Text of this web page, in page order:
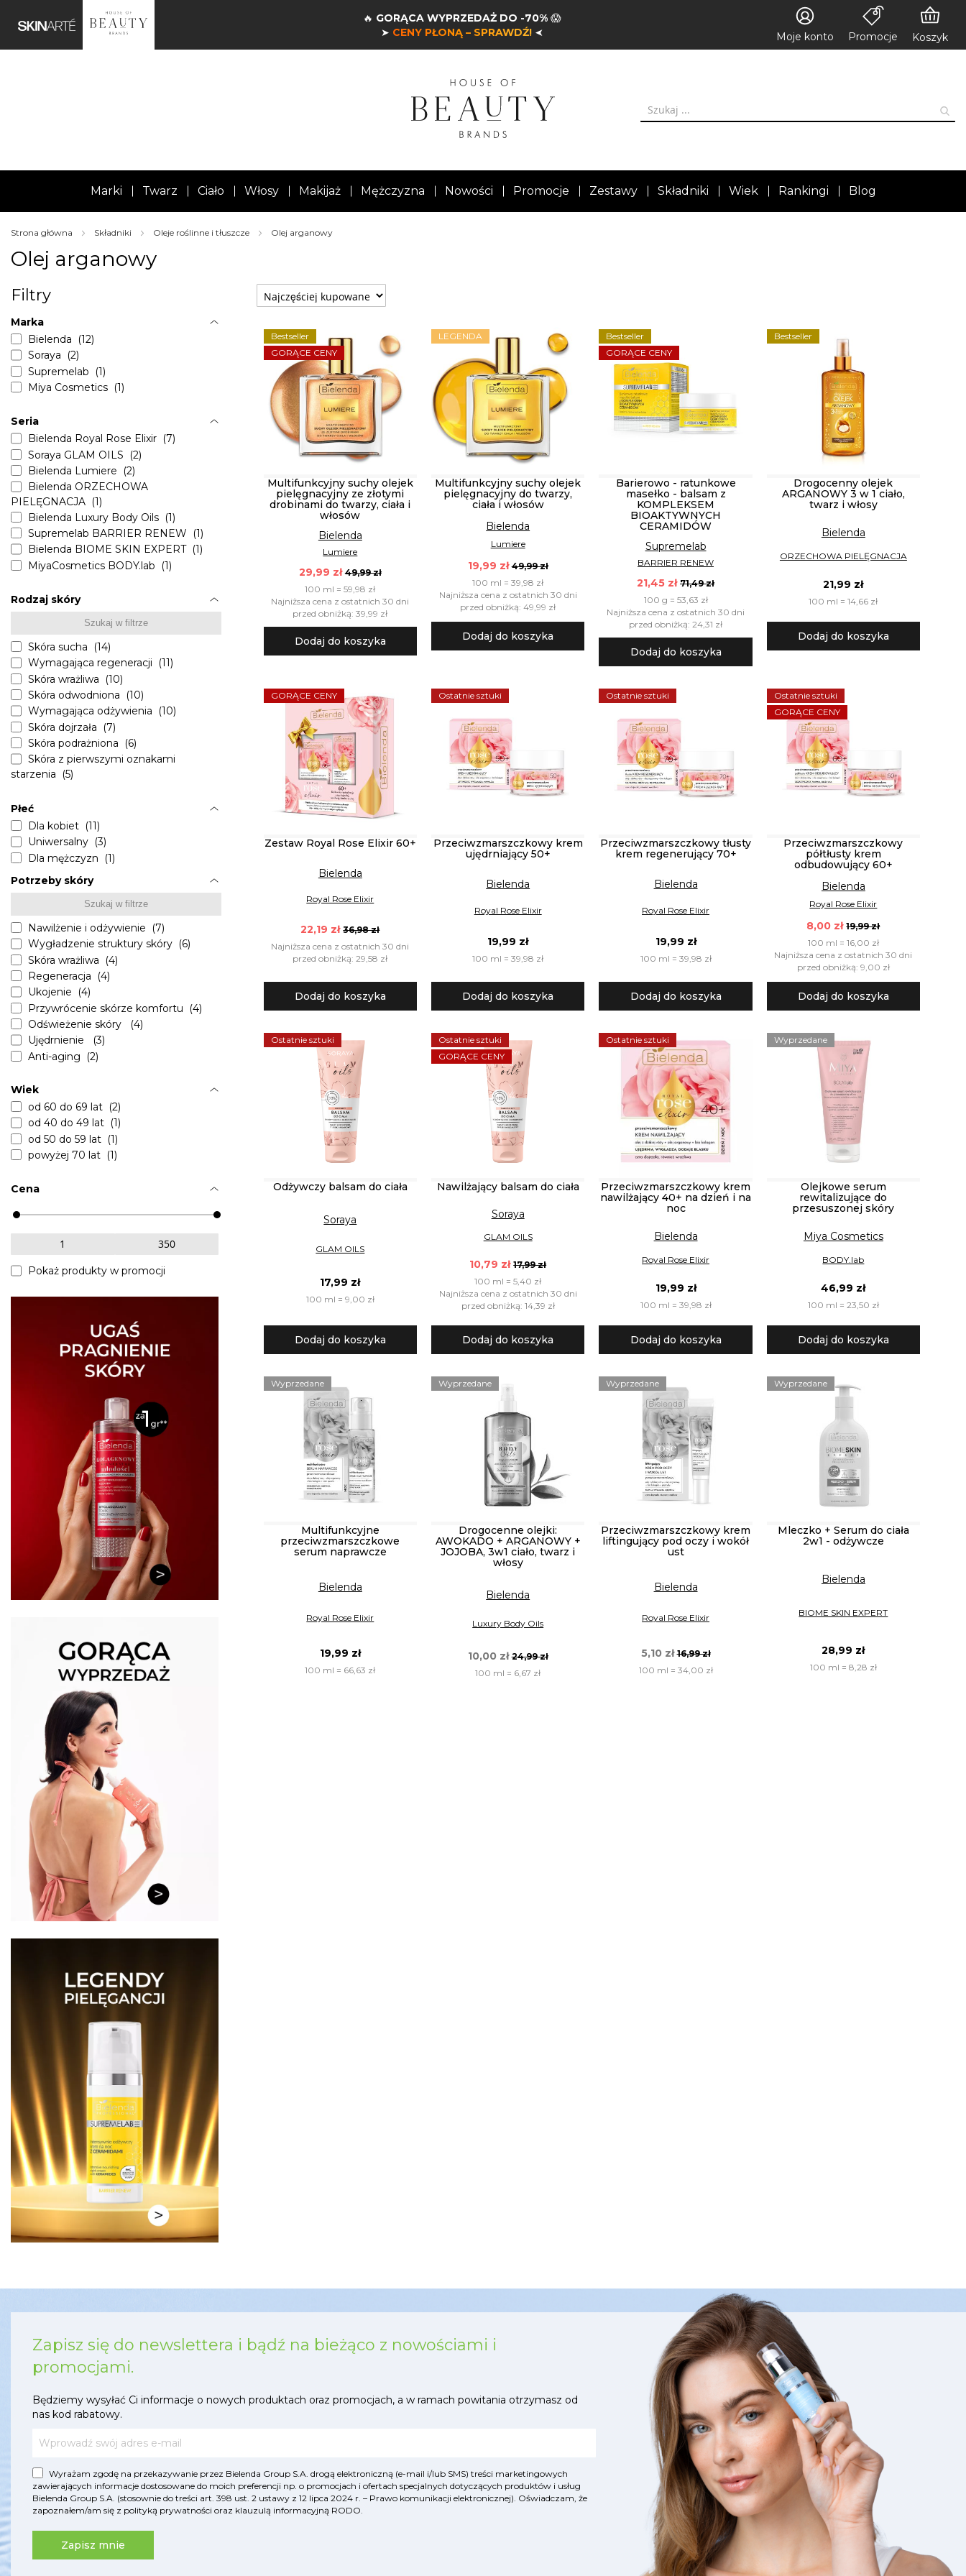
🔥 GORĄCA WYPRZEDAŻ DO -70%😱
➤ CENY PŁONĄ – SPRAWDŹ! ➤ Moje konto Promocje Koszyk
Marki Twarz Ciało Włosy Makijaż Mężczyzna Nowości Promocje Zestawy Składniki Wiek Rankingi Blog
Strona główna Składniki Oleje roślinne i tłuszcze Olej arganowy
Olej arganowy
Bestseller
GORĄCE CENY
Multifunkcyjny suchy olejek
pielęgnacyjny ze złotymi
drobinami do twarzy, ciała i
włosów
Bielenda
Lumiere
29,99 zł 49,99 zł
100 ml = 59,98 zł
Najniższa cena z ostatnich 30 dni
przed obniżką: 39,99 zł
Dodaj do koszyka
LEGENDA
Multifunkcyjny suchy olejek
pielęgnacyjny do twarzy,
ciała i włosów
Bielenda
Lumiere
19,99 zł 49,99 zł
100 ml = 39,98 zł
Najniższa cena z ostatnich 30 dni
przed obniżką: 49,99 zł
Dodaj do koszyka
Bestseller
GORĄCE CENY
Barierowo - ratunkowe
masełko - balsam z
KOMPLEKSEM
BIOAKTYWNYCH
CERAMIDÓW
Supremelab
BARRIER RENEW
21,45 zł 71,49 zł
100 g = 53,63 zł
Najniższa cena z ostatnich 30 dni
przed obniżką: 24,31 zł
Dodaj do koszyka
Bestseller
Drogocenny olejek
ARGANOWY 3 w 1 ciało,
twarz i włosy
Bielenda
ORZECHOWA PIELĘGNACJA
21,99 zł
100 ml = 14,66 zł
Dodaj do koszyka
GORĄCE CENY
Zestaw Royal Rose Elixir 60+
Bielenda
Royal Rose Elixir
22,19 zł 36,98 zł
Najniższa cena z ostatnich 30 dni
przed obniżką: 29,58 zł
Dodaj do koszyka
Ostatnie sztuki
Przeciwzmarszczkowy krem
ujędrniający 50+
Bielenda
Royal Rose Elixir
19,99 zł
100 ml = 39,98 zł
Dodaj do koszyka
Ostatnie sztuki
Przeciwzmarszczkowy tłusty
krem regenerujący 70+
Bielenda
Royal Rose Elixir
19,99 zł
100 ml = 39,98 zł
Dodaj do koszyka
Ostatnie sztuki
GORĄCE CENY
Przeciwzmarszczkowy
półtłusty krem
odbudowujący 60+
Bielenda
Royal Rose Elixir
8,00 zł 19,99 zł
100 ml = 16,00 zł
Najniższa cena z ostatnich 30 dni
przed obniżką: 9,00 zł
Dodaj do koszyka
Ostatnie sztuki
Odżywczy balsam do ciała
Soraya
GLAM OILS
17,99 zł
100 ml = 9,00 zł
Dodaj do koszyka
Ostatnie sztuki
GORĄCE CENY
Nawilżający balsam do ciała
Soraya
GLAM OILS
10,79 zł 17,99 zł
100 ml = 5,40 zł
Najniższa cena z ostatnich 30 dni
przed obniżką: 14,39 zł
Dodaj do koszyka
Ostatnie sztuki
Przeciwzmarszczkowy krem
nawilżający 40+ na dzień i na
noc
Bielenda
Royal Rose Elixir
19,99 zł
100 ml = 39,98 zł
Dodaj do koszyka
Wyprzedane
Olejkowe serum
rewitalizujące do
przesuszonej skóry
Miya Cosmetics
BODY.lab
46,99 zł
100 ml = 23,50 zł
Dodaj do koszyka
Wyprzedane
Multifunkcyjne
przeciwzmarszczkowe
serum naprawcze
Bielenda
Royal Rose Elixir
19,99 zł
100 ml = 66,63 zł
Wyprzedane
Drogocenne olejki:
AWOKADO + ARGANOWY +
JOJOBA, 3w1 ciało, twarz i
włosy
Bielenda
Luxury Body Oils
10,00 zł 24,99 zł
100 ml = 6,67 zł
Wyprzedane
Przeciwzmarszczkowy krem
liftingujący pod oczy i wokół
ust
Bielenda
Royal Rose Elixir
5,10 zł 16,99 zł
100 ml = 34,00 zł
Wyprzedane
Mleczko + Serum do ciała
2w1 - odżywcze
Bielenda
BIOME SKIN EXPERT
28,99 zł
100 ml = 8,28 zł
Filtry
Marka
Bielenda (12)
Soraya (2)
Supremelab (1)
Miya Cosmetics (1)
Seria
Bielenda Royal Rose Elixir (7)
Soraya GLAM OILS (2)
Bielenda Lumiere (2)
Bielenda ORZECHOWA
PIELĘGNACJA (1)
Bielenda Luxury Body Oils (1)
Supremelab BARRIER RENEW (1)
Bielenda BIOME SKIN EXPERT (1)
MiyaCosmetics BODY.lab (1)
Rodzaj skóry
Skóra sucha (14)
Wymagająca regeneracji (11)
Skóra wrażliwa (10)
Skóra odwodniona (10)
Wymagająca odżywienia (10)
Skóra dojrzała (7)
Skóra podrażniona (6)
Skóra z pierwszymi oznakami
starzenia (5)
Skóra naczynkowa (4)
Każdy rodzaj skóry (2)
Skóra zestresowana (2)
Skóra z przebarwieniami (1)
Płeć
Dla kobiet (11)
Uniwersalny (3)
Dla mężczyzn (1)
Potrzeby skóry
Nawilżenie i odżywienie (7)
Wygładzenie struktury skóry (6)
Skóra wrażliwa (4)
Regeneracja (4)
Ukojenie (4)
Przywrócenie skórze komfortu (4)
Odświeżenie skóry (4)
Ujędrnienie (3)
Anti-aging (2)
Lifting (1)
Wiek
od 60 do 69 lat (2)
od 40 do 49 lat (1)
od 50 do 59 lat (1)
powyżej 70 lat (1)
Cena
Pokaż produkty w promocji
Zapisz się do newslettera i bądź na bieżąco z nowościami i
promocjami.
Będziemy wysyłać Ci informacje o nowych produktach oraz promocjach, a w ramach powitania otrzymasz od
nas kod rabatowy.
Wyrażam zgodę na przekazywanie przez Bielenda Group S.A. drogą elektroniczną (e-mail i/lub SMS) treści marketingowych
zawierających informacje dostosowane do moich preferencji np. o promocjach i ofertach specjalnych dotyczących produktów i usług
Bielenda Group S.A. (stosownie do treści art. 398 ust. 2 ustawy z 12 lipca 2024 r. – Prawo komunikacji elektronicznej). Oświadczam, że
zapoznałem/am się z polityką prywatności oraz klauzulą informacyjną RODO.
Zapisz mnie